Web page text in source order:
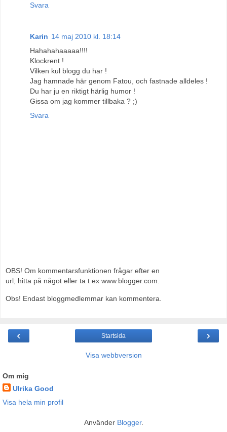
Svara
Karin 14 maj 2010 kl. 18:14
Hahahahaaaaa!!!!
Klockrent !
Vilken kul blogg du har !
Jag hamnade här genom Fatou, och fastnade alldeles !
Du har ju en riktigt härlig humor !
Gissa om jag kommer tillbaka ? ;)
Svara
OBS! Om kommentarsfunktionen frågar efter en
url; hitta på något eller ta t ex www.blogger.com.
Obs! Endast bloggmedlemmar kan kommentera.
‹ ›
Startsida
Visa webbversion
Om mig
Ulrika Good
Visa hela min profil
Använder Blogger.